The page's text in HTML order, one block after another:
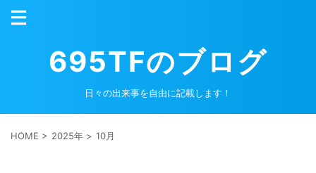
695TFのブログ
日々の出来事を自由に記載します！
HOME > 2025年 > 10月